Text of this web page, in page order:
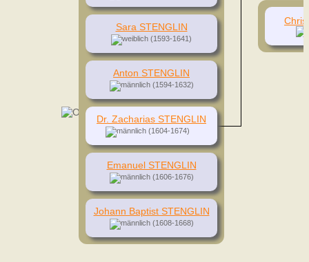
Sara STENGLIN
(1593-1641)
Anton STENGLIN
(1594-1632)
Emanuel STENGLIN
(1606-1676)
Johann Baptist STENGLIN
(1608-1668)
Dr. Zacharias STENGLIN
(1604-1674)